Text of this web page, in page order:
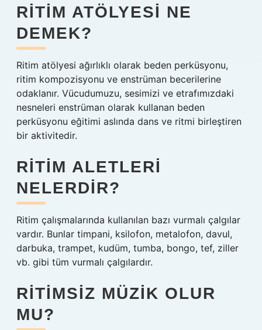
RITIM ATÖLYESI NE
DEMEK?
Ritim atölyesi ağırlıklı olarak beden perküsyonu,
ritim kompozisyonu ve enstrüman becerilerine
odaklanır. Vücudumuzu, sesimizi ve etrafımızdaki
nesneleri enstrüman olarak kullanan beden
perküsyonu eğitimi aslında dans ve ritmi birleştiren
bir aktivitedir.
RITIM ALETLERI
NELERDIR?
Ritim çalışmalarında kullanılan bazı vurmalı çalgılar
vardır. Bunlar timpani, ksilofon, metalofon, davul,
darbuka, trampet, kudüm, tumba, bongo, tef, ziller
vb. gibi tüm vurmalı çalgılardır.
RITIMSIZ MÜZIK OLUR
MU?